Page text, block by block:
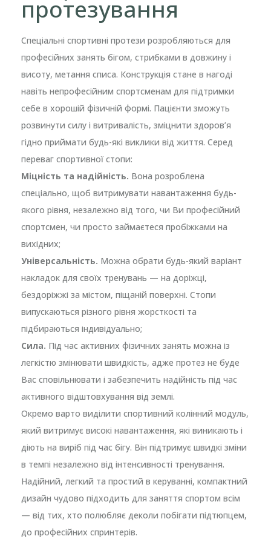
протезування
Спеціальні спортивні протези розробляються для
професійних занять бігом, стрибками в довжину і
висоту, метання списа. Конструкція стане в нагоді
навіть непрофесійним спортсменам для підтримки
себе в хорошій фізичній формі. Пацієнти зможуть
розвинути силу і витривалість, зміцнити здоров’я
гідно приймати будь-які виклики від життя. Серед
переваг спортивної стопи:
Міцність та надійність. Вона розроблена
спеціально, щоб витримувати навантаження будь-
якого рівня, незалежно від того, чи Ви професійний
спортсмен, чи просто займаєтеся пробіжками на
вихідних;
Універсальність. Можна обрати будь-який варіант
накладок для своїх тренувань — на доріжці,
бездоріжжі за містом, піщаній поверхні. Стопи
випускаються різного рівня жорсткості та
підбираються індивідуально;
Сила. Під час активних фізичних занять можна із
легкістю змінювати швидкість, адже протез не буде
Вас сповільнювати і забезпечить надійність під час
активного відштовхування від землі.
Окремо варто виділити спортивний колінний модуль,
який витримує високі навантаження, які виникають і
діють на виріб під час бігу. Він підтримує швидкі зміни
в темпі незалежно від інтенсивності тренування.
Надійний, легкий та простий в керуванні, компактний
дизайн чудово підходить для заняття спортом всім
— від тих, хто полюбляє деколи побігати підтюпцем,
до професійних спринтерів.